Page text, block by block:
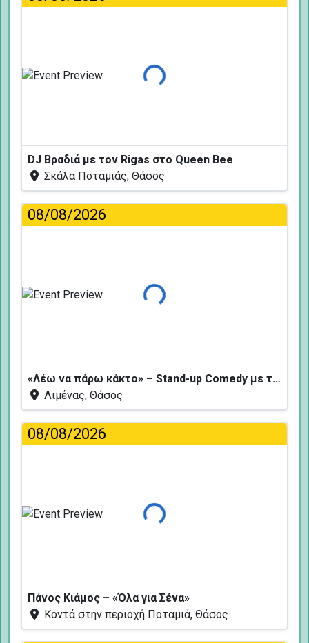
Φόρτωση...
DJ Βραδιά με τον Rigas στο Queen Bee
Σκάλα Ποταμιάς, Θάσος
08/08/2026
Φόρτωση...
«Λέω να πάρω κάκτο» – Stand-up Comedy με τον Δημήτρη Χριστοφορίδη
Λιμένας, Θάσος
08/08/2026
Φόρτωση...
Πάνος Κιάμος – «Όλα για Σένα»
Κοντά στην περιοχή Ποταμιά, Θάσος